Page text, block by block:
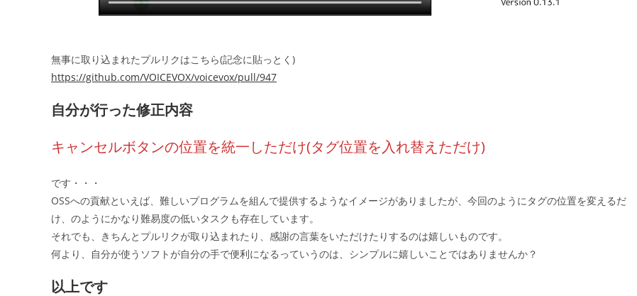
無事に取り込まれたプルリクはこちら(記念に貼っとく)
https://github.com/VOICEVOX/voicevox/pull/947
自分が行った修正内容
キャンセルボタンの位置を統一しただけ(タグ位置を入れ替えただけ)
です・・・
OSSへの貢献といえば、難しいプログラムを組んで提供するようなイメージがありましたが、今回のようにタグの位置を変えるだ
け、のようにかなり難易度の低いタスクも存在しています。
それでも、きちんとプルリクが取り込まれたり、感謝の言葉をいただけたりするのは嬉しいものです。
何より、自分が使うソフトが自分の手で便利になるっていうのは、シンプルに嬉しいことではありませんか？
以上です